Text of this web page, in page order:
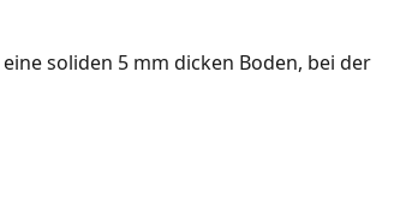
soliden 5 mm dicken Boden, bei der